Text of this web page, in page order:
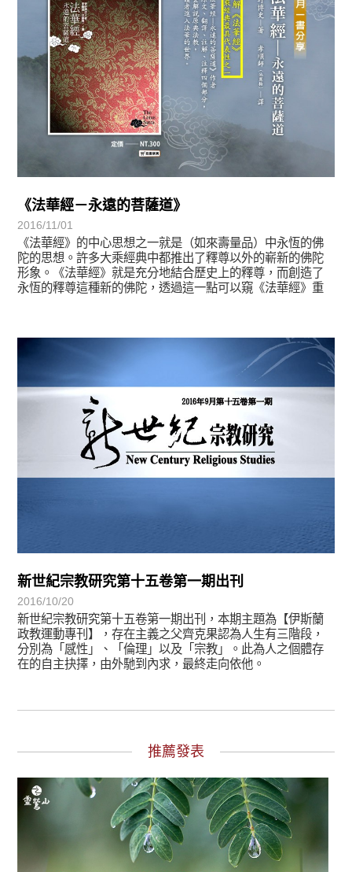
《法華經－永遠的菩薩道》
2016/11/01
《法華經》的中心思想之一就是（如來壽量品）中永恆的佛
陀的思想。許多大乘經典中都推出了釋尊以外的嶄新的佛陀
形象。《法華經》就是充分地結合歷史上的釋尊，而創造了
永恆的釋尊這種新的佛陀，透過這一點可以窺《法華經》重
新世紀宗教研究第十五卷第一期出刊
2016/10/20
新世紀宗教研究第十五卷第一期出刊，本期主題為【伊斯蘭
政教運動專刊】，存在主義之父齊克果認為人生有三階段，
分別為「感性」、「倫理」以及「宗教」。此為人之個體存
在的自主抉擇，由外馳到內求，最終走向依他。
悅讀書香
推薦發表